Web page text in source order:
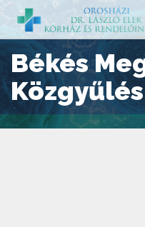
Békés
Közgyűlés